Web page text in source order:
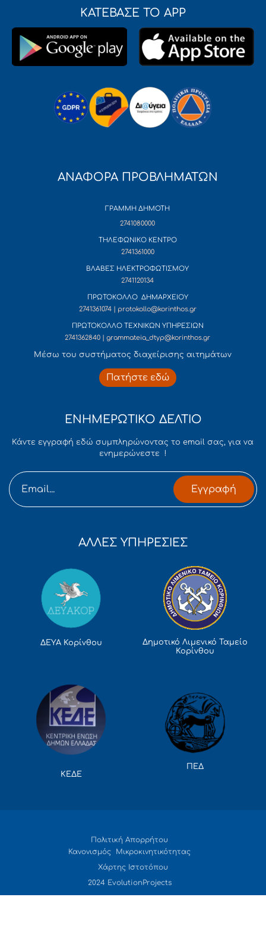
ΚΑΤΕΒΑΣΕ ΤΟ APP
ΑΝΑΦΟΡΑ ΠΡΟΒΛΗΜΑΤΩΝ
ΓΡΑΜΜΗ ΔΗΜΟΤΗ
2741080000
ΤΗΛΕΦΩΝΙΚΟ ΚΕΝΤΡΟ
2741361000
ΒΛΑΒΕΣ ΗΛΕΚΤΡΟΦΩΤΙΣΜΟΥ
2741120134
ΠΡΩΤΟΚΟΛΛΟ ΔΗΜΑΡΧΕΙΟΥ
2741361074 | protokollo@korinthos.gr
ΠΡΩΤΟΚΟΛΛΟ ΤΕΧΝΙΚΩΝ ΥΠΗΡΕΣΙΩΝ
2741362840 | grammateia_dtyp@korinthos.gr
Mέσω του συστήματος διαχείρισης αιτημάτων
Πατήστε εδώ
ΕΝΗΜΕΡΩΤΙΚΟ ΔΕΛΤΙΟ
Κάντε εγγραφή εδώ συμπληρώνοντας το email σας, για να
ενημερώνεστε !
Εγγραφή
ΑΛΛΕΣ ΥΠΗΡΕΣΙΕΣ
ΔΕΥΑ Κορίνθου
Δημοτικό Λιμενικό Ταμείο
Κορίνθου
ΚΕΔΕ
ΠΕΔ
Πολιτική Απορρήτου
Κανονισμός Μικροκινητικότητας
Χάρτης Ιστοτόπου
2024 EvolutionProjects